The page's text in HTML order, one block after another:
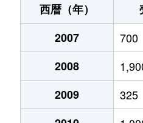
西暦（年）
2007
700
2008
2009
325